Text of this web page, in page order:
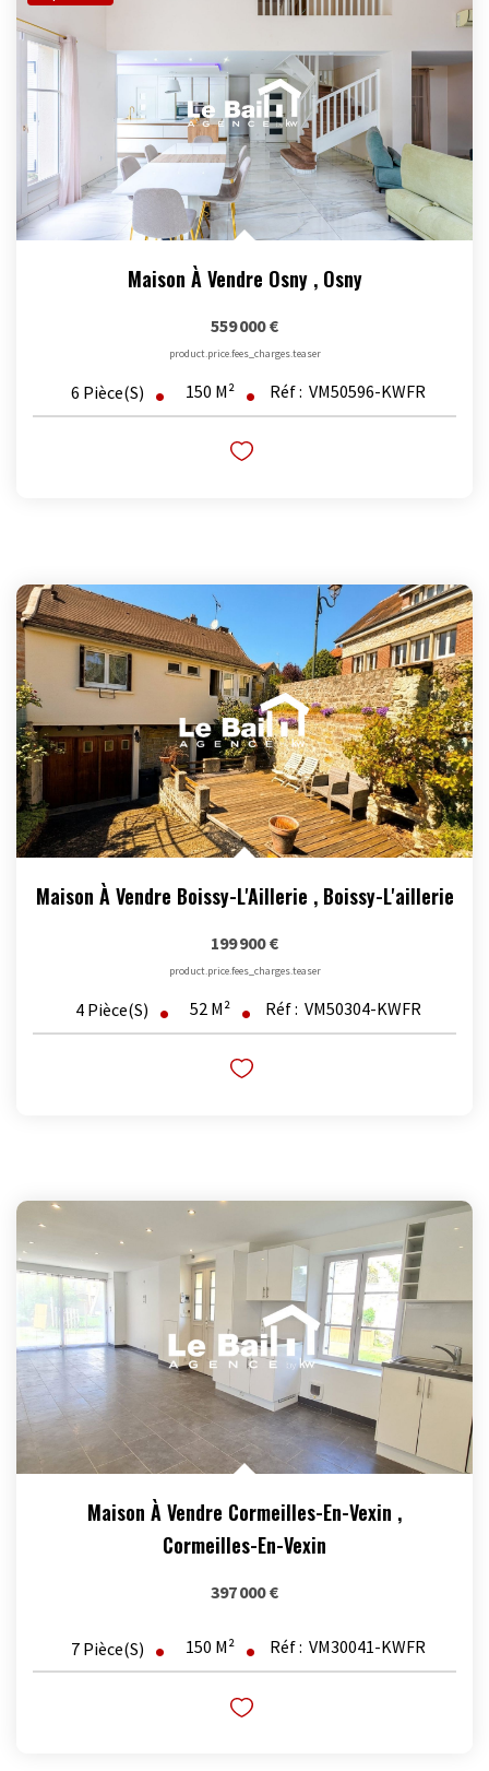
Maison À Vendre Osny , Osny
559 000 €
product.price.fees_charges.teaser
6 Pièce(s) 150 M² Réf : VM50596-KWFR
Maison À Vendre Boissy-L'Aillerie , Boissy-L'aillerie
199 900 €
product.price.fees_charges.teaser
4 Pièce(s) 52 M² Réf : VM50304-KWFR
Maison À Vendre Cormeilles-En-Vexin ,
Cormeilles-En-Vexin
397 000 €
7 Pièce(s) 150 M² Réf : VM30041-KWFR